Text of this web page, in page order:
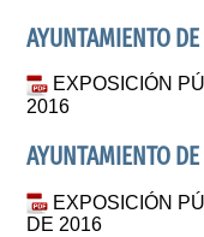
AYUNTAMIENTO
EXPOSICIÓN
2016
AYUNTAMIENTO
EXPOSICIÓN
DE 2016